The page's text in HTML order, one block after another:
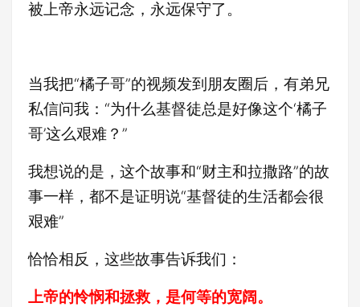
被上帝永远记念，永远保守了。
当我把“橘子哥”的视频发到朋友圈后，有弟兄
私信问我：“为什么基督徒总是好像这个‘橘子
哥’这么艰难？”
我想说的是，这个故事和“财主和拉撒路”的故
事一样，都不是证明说“基督徒的生活都会很
艰难”
恰恰相反，这些故事告诉我们：
上帝的怜悯和拯救，是何等的宽阔。